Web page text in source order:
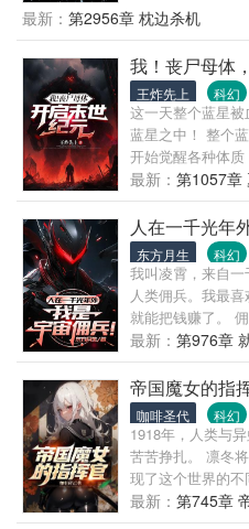
奕觉醒空间异能，
他直接掏空一座
服？他打造了一座
来临，别人都冻成
而张奕却过的比末
只要你让我进入你
二代：张奕，我
饭！ 禽兽邻居们
资，不应该那么
源一般的生活。
啊？我的东西喂狗
最新： 第2956章 枕边杀机
我！丧尸母体
王炸先上 科幻
这一天整个蓝星
蓝星之中！ 整个
开始觉醒各种体
等！ 原本按照正
强大存在，蓝星
夏泽，一切都变
蓝星唯一的一头丧
惨遭人类背叛抛
了无数折磨痛苦
成为丧尸之后，
母体后，便向人
着脚下无数强大丧
瀚无垠的星空。 “
很有意思吧！”
最新： 第1057章
人在一千光年
东方月生 科幻
我叫凌霄，来自
人类佣兵。我最
就能把钱赚了。
不敢骂的佣兵敢骂
罪的佣兵敢得罪
的佣兵敢砍、你不
塞佣兵敢冲、你不
的星球佣兵敢毁
明种族也毁灭给
逐战争的鬣狗、
之光，绽放于沙
亦是种族的最后一
最新： 第976章
帝国魔女的指
咖啡圣代 科幻
1918年，人类与
苦苦挣扎。 凛冬
现了这个世界的
将成为人类最后的
架空类型，无系
最新： 第745章